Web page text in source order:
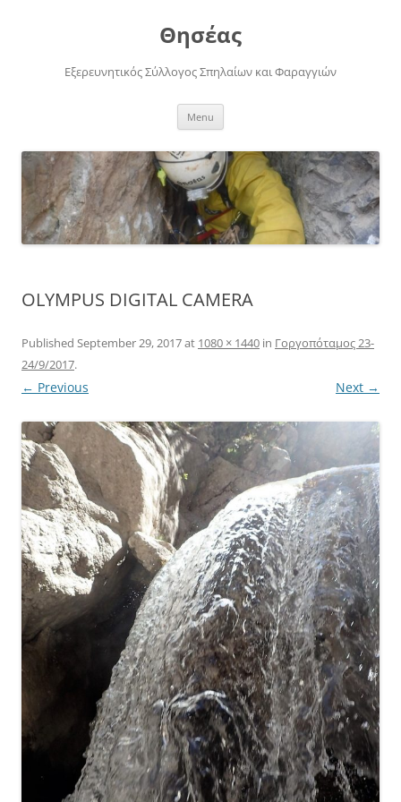
Θησέας
Εξερευνητικός Σύλλογος Σπηλαίων και Φαραγγιών
Menu
OLYMPUS DIGITAL CAMERA
Published September 29, 2017at 1080 × 1440 in Γοργοπόταμος 23-
24/9/2017.
← Previous Next →